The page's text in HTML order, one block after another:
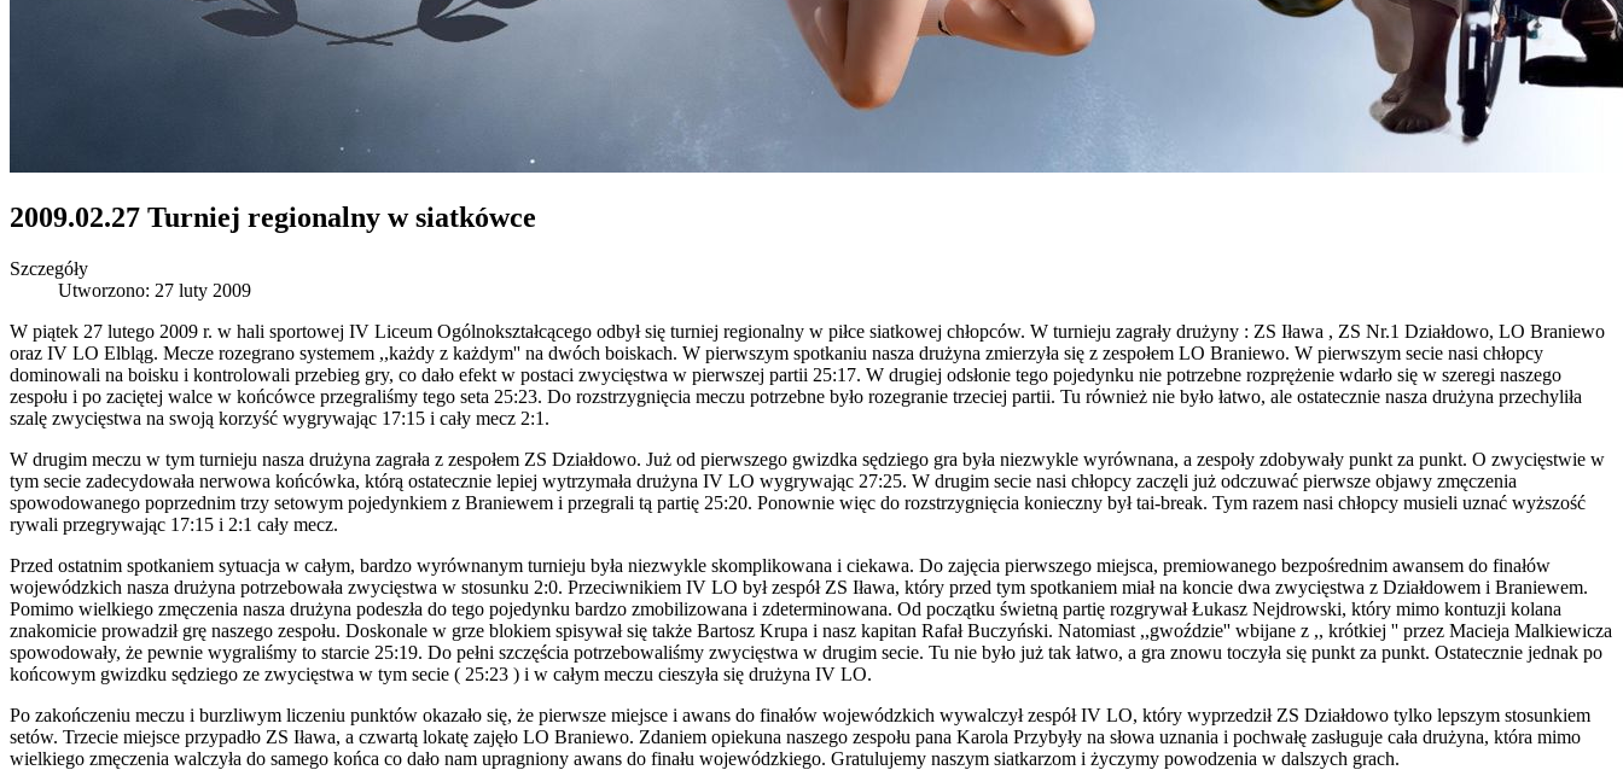
2009.02.27 Turniej regionalny w siatkówce
Szczegóły
Utworzono: 27 luty 2009
W piątek 27 lutego 2009 r. w hali sportowej IV Liceum Ogólnokształcącego odbył się turniej regionalny w piłce siatkowej chłopców. W turnieju zagrały drużyny : ZS Iława , ZS Nr.1 Działdowo, LO Braniewo
oraz IV LO Elbląg. Mecze rozegrano systemem ,,każdy z każdym'' na dwóch boiskach. W pierwszym spotkaniu nasza drużyna zmierzyła się z zespołem LO Braniewo. W pierwszym secie nasi chłopcy
dominowali na boisku i kontrolowali przebieg gry, co dało efekt w postaci zwycięstwa w pierwszej partii 25:17. W drugiej odsłonie tego pojedynku nie potrzebne rozprężenie wdarło się w szeregi naszego
zespołu i po zaciętej walce w końcówce przegraliśmy tego seta 25:23. Do rozstrzygnięcia meczu potrzebne było rozegranie trzeciej partii. Tu również nie było łatwo, ale ostatecznie nasza drużyna przechyliła
szalę zwycięstwa na swoją korzyść wygrywając 17:15 i cały mecz 2:1.
W drugim meczu w tym turnieju nasza drużyna zagrała z zespołem ZS Działdowo. Już od pierwszego gwizdka sędziego gra była niezwykle wyrównana, a zespoły zdobywały punkt za punkt. O zwycięstwie w
tym secie zadecydowała nerwowa końcówka, którą ostatecznie lepiej wytrzymała drużyna IV LO wygrywając 27:25. W drugim secie nasi chłopcy zaczęli już odczuwać pierwsze objawy zmęczenia
spowodowanego poprzednim trzy setowym pojedynkiem z Braniewem i przegrali tą partię 25:20. Ponownie więc do rozstrzygnięcia konieczny był tai-break. Tym razem nasi chłopcy musieli uznać wyższość
rywali przegrywając 17:15 i 2:1 cały mecz.
Przed ostatnim spotkaniem sytuacja w całym, bardzo wyrównanym turnieju była niezwykle skomplikowana i ciekawa. Do zajęcia pierwszego miejsca, premiowanego bezpośrednim awansem do finałów
wojewódzkich nasza drużyna potrzebowała zwycięstwa w stosunku 2:0. Przeciwnikiem IV LO był zespół ZS Iława, który przed tym spotkaniem miał na koncie dwa zwycięstwa z Działdowem i Braniewem.
Pomimo wielkiego zmęczenia nasza drużyna podeszła do tego pojedynku bardzo zmobilizowana i zdeterminowana. Od początku świetną partię rozgrywał Łukasz Nejdrowski, który mimo kontuzji kolana
znakomicie prowadził grę naszego zespołu. Doskonale w grze blokiem spisywał się także Bartosz Krupa i nasz kapitan Rafał Buczyński. Natomiast ,,gwoździe'' wbijane z ,, krótkiej '' przez Macieja Malkiewicza
spowodowały, że pewnie wygraliśmy to starcie 25:19. Do pełni szczęścia potrzebowaliśmy zwycięstwa w drugim secie. Tu nie było już tak łatwo, a gra znowu toczyła się punkt za punkt. Ostatecznie jednak po
końcowym gwizdku sędziego ze zwycięstwa w tym secie ( 25:23 ) i w całym meczu cieszyła się drużyna IV LO.
Po zakończeniu meczu i burzliwym liczeniu punktów okazało się, że pierwsze miejsce i awans do finałów wojewódzkich wywalczył zespół IV LO, który wyprzedził ZS Działdowo tylko lepszym stosunkiem
setów. Trzecie miejsce przypadło ZS Iława, a czwartą lokatę zajęło LO Braniewo. Zdaniem opiekuna naszego zespołu pana Karola Przybyły na słowa uznania i pochwałę zasługuje cała drużyna, która mimo
wielkiego zmęczenia walczyła do samego końca co dało nam upragniony awans do finału wojewódzkiego. Gratulujemy naszym siatkarzom i życzymy powodzenia w dalszych grach.